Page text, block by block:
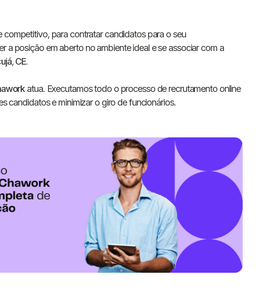
para contratar candidatos para o seu
a posição em aberto no ambiente ideal e se associar com a
,CE.
atua. Executamos todo o processo de recrutamento online
candidatos e minimizar o giro de funcionários.